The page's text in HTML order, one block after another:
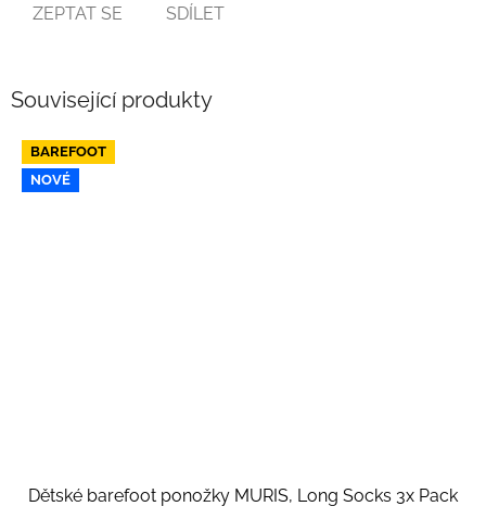
ZEPTAT SE SDÍLET
Související produkty
BAREFOOT
NOVÉ
Dětské barefoot ponožky MURIS, Long Socks 3x Pack